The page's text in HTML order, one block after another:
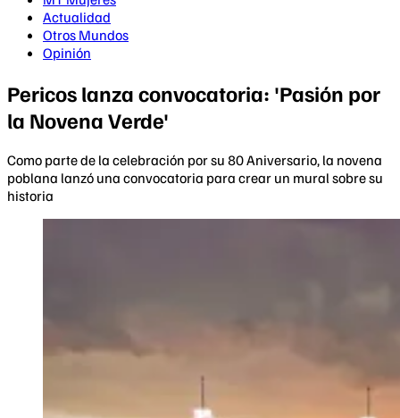
Actualidad
Otros Mundos
Opinión
Pericos lanza convocatoria: 'Pasión por
la Novena Verde'
Como parte de la celebración por su 80 Aniversario, la novena
poblana lanzó una convocatoria para crear un mural sobre su
historia